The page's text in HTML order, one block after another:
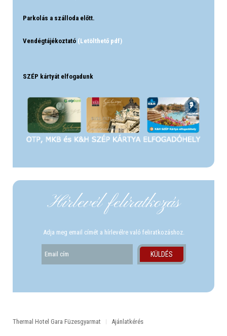
Parkolás a szálloda előtt.
Vendégtájékoztató (Letölthető pdf)
SZÉP kártyát elfogadunk
Hírlevél felíratkozás
Adja meg email címét a hírlevélre való feliratkozáshoz.
Thermal Hotel Gara Füzesgyarmat Ajánlatkérés